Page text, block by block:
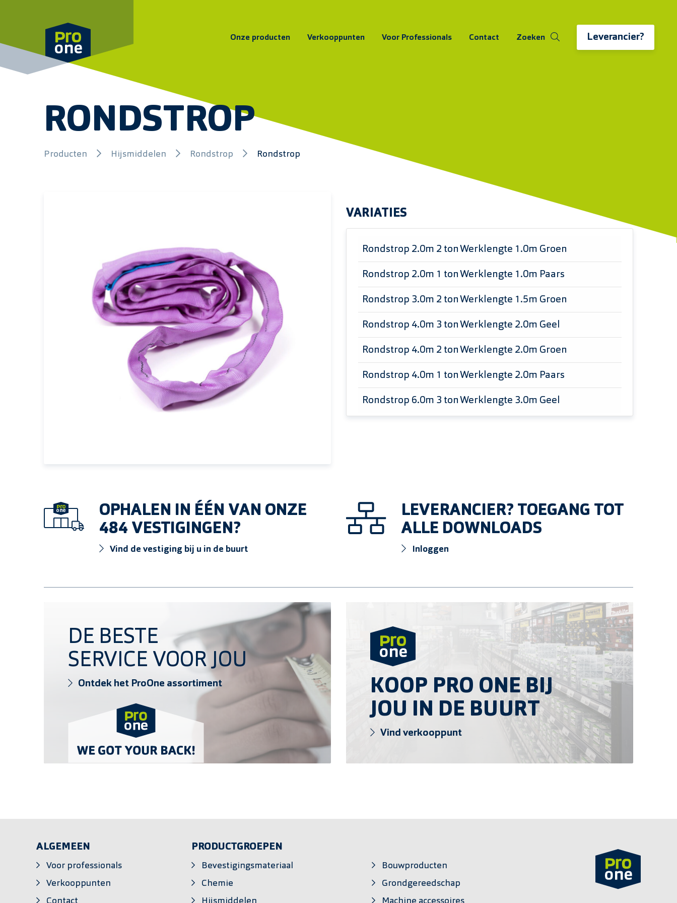
Onze producten Verkooppunten Voor Professionals Contact Zoeken Leverancier?
RONDSTROP
Producten Hijsmiddelen Rondstrop Rondstrop
VARIATIES
Rondstrop 2.0m 2 ton Werklengte 1.0m Groen
Rondstrop 2.0m 1 ton Werklengte 1.0m Paars
Rondstrop 3.0m 2 ton Werklengte 1.5m Groen
Rondstrop 4.0m 3 ton Werklengte 2.0m Geel
Rondstrop 4.0m 2 ton Werklengte 2.0m Groen
Rondstrop 4.0m 1 ton Werklengte 2.0m Paars
Rondstrop 6.0m 3 ton Werklengte 3.0m Geel
OPHALEN IN ÉÉN VAN ONZE
484 VESTIGINGEN?
Vind de vestiging bij u in de buurt
LEVERANCIER? TOEGANG TOT
ALLE DOWNLOADS
Inloggen
DE BESTE
SERVICE VOOR JOU
Ontdek het ProOne assortiment
KOOP PRO ONE BIJ
JOU IN DE BUURT
Vind verkooppunt
ALGEMEEN
Voor professionals
Verkooppunten
PRODUCTGROEPEN
Bevestigingsmateriaal
Bouwproducten
Chemie
Grondgereedschap